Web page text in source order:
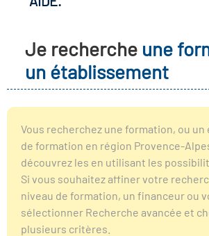
les métiers
clés métiers et
lieu d'information ou
des métiers en
des transitions
Solidaire (ESS)
du secteur sanitaire
Je recherche une
un établissement
Vous recherchez une formation, ou
de formation en région Provence-
découvrez les en utilisant les
Si vous souhaitez affiner votre
niveau de formation, un financeur ou
sélectionner Recherche avancée et
plusieurs critères.